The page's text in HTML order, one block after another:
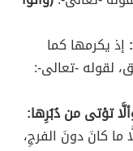
إذ يكرمها كما
لقوله -تعالى-:
تؤتى من دُبُرِها:
ما كانَ دونَ الفرجِ،